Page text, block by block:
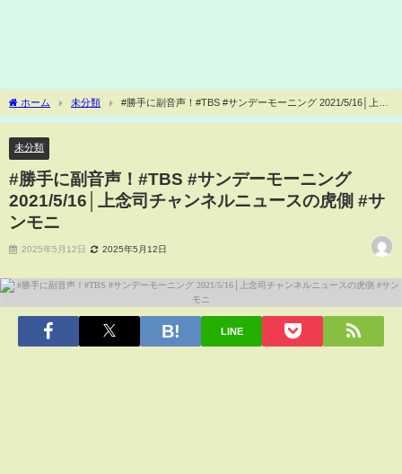
ホーム 未分類
#勝手に副音声！#TBS #サンデーモーニング 2021/5/16│上念
司チャンネルニュースの虎側 #サンモニ
未分類
#勝手に副音声！#TBS #サンデーモーニング
2021/5/16│上念司チャンネルニュースの虎側 #サ
ンモニ
2025年5月12日 2025年5月12日
LINE